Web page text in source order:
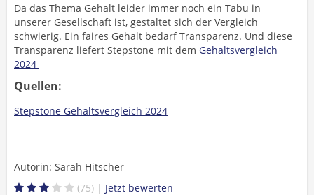
Da das Thema Gehalt leider immer noch ein Tabu in
unserer Gesellschaft ist, gestaltet sich der Vergleich
schwierig. Ein faires Gehalt bedarf Transparenz. Und diese
Transparenz liefert Stepstone mit dem Gehaltsvergleich
2024
Quellen:
Stepstone Gehaltsvergleich 2024
Autorin: Sarah Hitscher
75